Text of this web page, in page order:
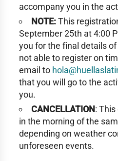
accompany you in the
NOTE:This
September 25th at 4:00
you for the final details
not able to register on
email to
that you will go to the
you.
CANCELLATION:
in the morning of the
depending on weather
unforeseen events.